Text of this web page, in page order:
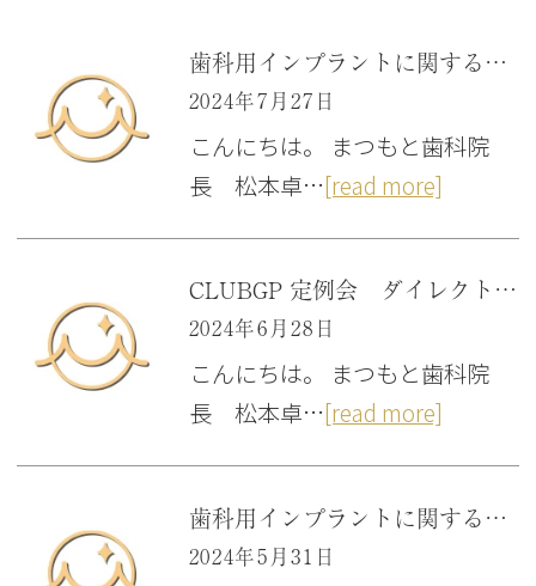
歯科用インプラントに関する論文抄読会 「大阪府豊中市岡町の歯医者・日本口腔インプラント学会専門医・歯科審美学会認定医・まつもと歯科」
2024年7月27日
こんにちは。 まつもと歯科院
長 松本卓…[read more]
CLUBGP 定例会 ダイレクトボンディングのためのデジタル技術を活用したクリアインデックステクニックのメソッド 「大阪府豊中市岡町の歯医者・日本口腔インプラント学会専門医・歯科審美学会認定医・まつもと歯科」
2024年6月28日
こんにちは。 まつもと歯科院
長 松本卓…[read more]
歯科用インプラントに関する論文抄読会 「大阪府豊中市岡町の歯医者・日本口腔インプラント学会専門医・歯科審美学会認定医・まつもと歯科」
2024年5月31日